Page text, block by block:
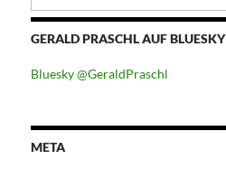
GERALD PRASCHL AUF BLUESKY
Bluesky @GeraldPraschl
META